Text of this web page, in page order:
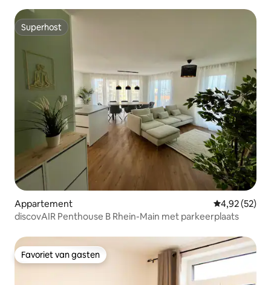
Superhost
Superhost
Appartement Gemiddelde
4,92 (52)
discovAIR Penthouse B Rhein-Main met parkeerplaats
Favoriet van gasten
Favoriet van gasten